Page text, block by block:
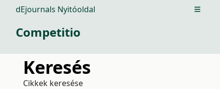
dEjournals Nyitóoldal Open
Competitio
Keresés
Cikkek keresése